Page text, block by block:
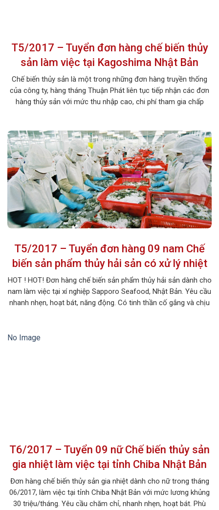
T5/2017 – Tuyển đơn hàng chế biến thủy
sản làm việc tại Kagoshima Nhật Bản
Chế biến thủy sản là một trong những đơn hàng truyền thống
của công ty, hàng tháng Thuận Phát liên tục tiếp nhận các đơn
hàng thủy sản với mức thu nhập cao, chi phí tham gia chấp
T5/2017 – Tuyển đơn hàng 09 nam Chế
biến sản phẩm thủy hải sản có xử lý nhiệt
HOT ! HOT! Đơn hàng chế biến sản phẩm thủy hải sản dành cho
nam làm việc tại xí nghiệp Sapporo Seafood, Nhật Bản. Yêu cầu
nhanh nhẹn, hoạt bát, năng động. Có tinh thần cố gắng và chịu
No Image
T6/2017 – Tuyển 09 nữ Chế biến thủy sản
gia nhiệt làm việc tại tỉnh Chiba Nhật Bản
Đơn hàng chế biến thủy sản gia nhiệt dành cho nữ trong tháng
06/2017, làm việc tại tỉnh Chiba Nhật Bản với mức lương khủng
30 triệu/tháng. Yêu cầu chăm chỉ, nhanh nhẹn, hoạt bát. Phù